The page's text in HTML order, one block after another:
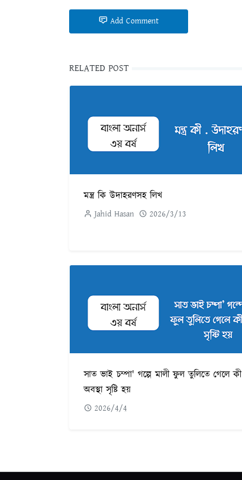
Add Comment
RELATED POST
মন্ত্র কি উদাহরণসহ লিখ
Jahid Hasan 2026/3/13
সাত ভাই চম্পা' গল্পে মালী ফুল তুলিতে গেলে কী
অবস্থা সৃষ্টি হয়
2026/4/4